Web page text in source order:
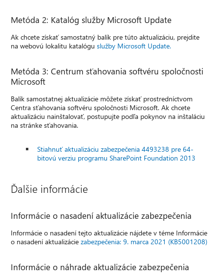
Metóda 2: Katalóg služby Microsoft Update
Ak chcete získať samostatný balík pre túto aktualizáciu, prejdite
na webovú lokalitu katalóguslužby Microsoft Update.
Metóda 3: Centrum sťahovania softvéru spoločnosti
Microsoft
Balík samostatnej aktualizácie môžete získať prostredníctvom
Centra sťahovania softvéru spoločnosti Microsoft. Ak chcete
aktualizáciu nainštalovať, postupujte podľa pokynov na inštaláciu
na stránke sťahovania.
Stiahnuť aktualizáciu zabezpečenia 4493238 pre 64-
bitovú verziu programu SharePoint Foundation 2013
Ďalšie informácie
Informácie o nasadení aktualizácie zabezpečenia
Informácie o nasadení tejto aktualizácie nájdete v téme Informácie
o nasadení aktualizáciezabezpečenia: 9. marca 2021 (KB5001208)
Informácie o náhrade aktualizácie zabezpečenia